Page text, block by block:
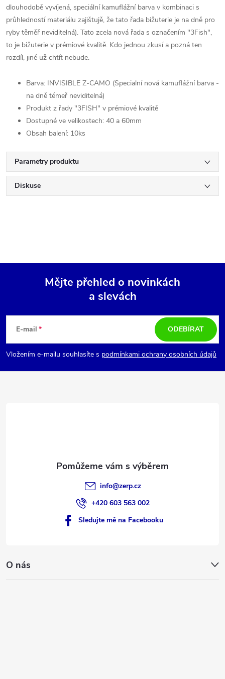
dlouhodobě vyvíjená, speciální kamuflážní barva v kombinaci s
průhledností materiálu zajištujě, že tato řada bižuterie je na dně pro
ryby těměř neviditelná). Tato zcela nová řada s označením "3Fish",
to je bižuterie v prémiové kvalitě. Kdo jednou zkusí a pozná ten
rozdíl, jiné už chtít nebude.
Barva: INVISIBLE Z-CAMO (Specialní nová kamuflážní barva -
na dně témeř neviditelná)
Produkt z řady "3FISH" v prémiové kvalitě
Dostupné ve velikostech: 40 a 60mm
Obsah balení: 10ks
Parametry produktu
Diskuse
p
a
Mějte přehled o novinkách
a slevách
E-mail
Vložením e-mailu souhlasíte s podmínkami ochrany osobních údajů
ODEBÍRAT
info@zerp.cz
+420 603 563 002
Sledujte mě na Facebooku
O nás